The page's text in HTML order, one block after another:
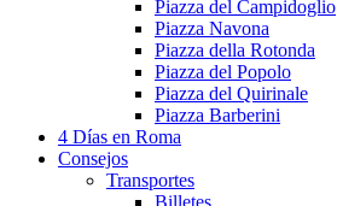
Piazza del Campidoglio
Piazza Navona
Piazza della Rotonda
Piazza del Popolo
Piazza del Quirinale
Piazza Barberini
4 Días en Roma
Consejos
Transportes
Billetes